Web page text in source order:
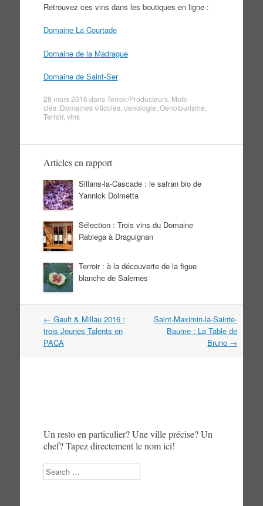
Retrouvez ces vins dans les boutiques en ligne :
Domaine La Courtade
Domaine de la Madrague
Domaine de Saint-Ser
28 mars 2016 dansTerroir/Producteurs. Mots-
clés :Domaines viticoles, oenologie Oenotourisme
Terroir, vins
Articles en rapport
Sillans-la-Cascade : le safran bio de
Yannick Dolmetta
Sélection : Trois vins du Domaine
Rabiega à Draguignan
Terroir : à la découverte de la figue
blanche de Salernes
Navigation
dans
les
← Gault & Millau 2016 :
trois Jeunes Talents en
PACA
Saint-Maximin-la-Sainte-
Baume : La Table de
Bruno →
Un resto en particulier? Une ville précise? Un
chef? Tapez directement le nom ici!
Search